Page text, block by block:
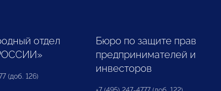
отдел
(доб. 126)
Бюро по защите прав
предпринимателей и
инвесторов